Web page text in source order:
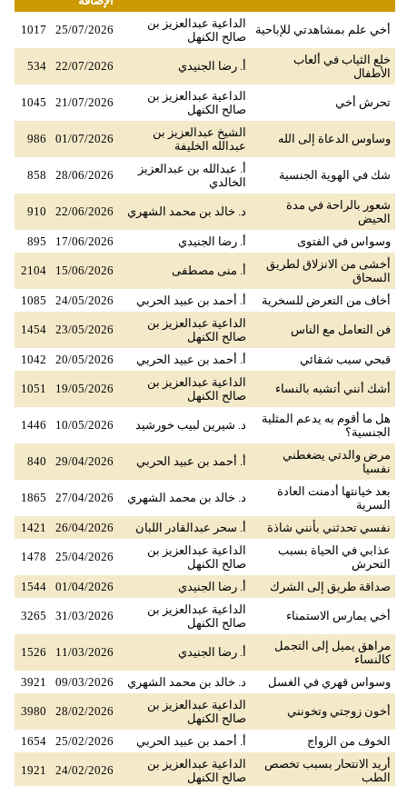
أخي علم بمشاهدتي للإباحية
الداعية عبدالعزيز بن
صالح الكنهل
25/07/2026
1017
خلع الثياب في ألعاب
الأطفال
أ. رضا الجنيدي 22/07/2026
534
تحرش أخي
الداعية عبدالعزيز بن
صالح الكنهل
21/07/2026
1045
وساوس الدعاة إلى الله
الشيخ عبدالعزيز بن
عبدالله الخليفة
01/07/2026
986
شك في الهوية الجنسية
أ. عبدالله بن عبدالعزيز
الخالدي
28/06/2026
858
شعور بالراحة في مدة
الحيض
د. خالد بن محمد الشهري 22/06/2026
910
وسواس في الفتوى أ. رضا الجنيدي 17/06/2026
895
أخشى من الانزلاق لطريق
السحاق
أ. منى مصطفى 15/06/2026
2104
أخاف من التعرض للسخرية أ. أحمد بن عبيد الحربي 24/05/2026
1085
فن التعامل مع الناس
الداعية عبدالعزيز بن
صالح الكنهل
23/05/2026
1454
قبحي سبب شقائي أ. أحمد بن عبيد الحربي 20/05/2026
1042
أشك أنني أتشبه بالنساء
الداعية عبدالعزيز بن
صالح الكنهل
19/05/2026
1051
هل ما أقوم به يدعم المثلية
الجنسية؟
د. شيرين لبيب خورشيد 10/05/2026
1446
مرض والدتي يضغطني
نفسيا
أ. أحمد بن عبيد الحربي 29/04/2026
840
بعد خيانتها أدمنت العادة
السرية
د. خالد بن محمد الشهري 27/04/2026
1865
نفسي تحدثني بأنني شاذة أ. سحر عبدالقادر اللبان 26/04/2026
1421
عذابي في الحياة بسبب
التحرش
الداعية عبدالعزيز بن
صالح الكنهل
25/04/2026
1478
صداقة طريق إلى الشرك أ. رضا الجنيدي 01/04/2026
1544
أخي يمارس الاستمناء
الداعية عبدالعزيز بن
صالح الكنهل
31/03/2026
3265
مراهق يميل إلى التجمل
كالنساء
أ. رضا الجنيدي 11/03/2026
1526
وسواس قهري في الغسل د. خالد بن محمد الشهري 09/03/2026
3921
أخون زوجتي وتخونني
الداعية عبدالعزيز بن
صالح الكنهل
28/02/2026
3980
الخوف من الزواج أ. أحمد بن عبيد الحربي 25/02/2026
1654
أريد الانتحار بسبب تخصص
الطب
الداعية عبدالعزيز بن
صالح الكنهل
24/02/2026
1921